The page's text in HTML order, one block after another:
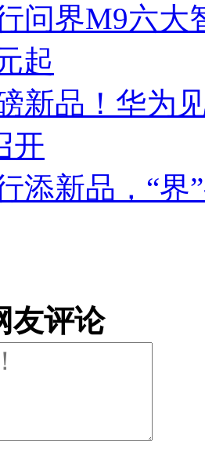
问界M9六大
起
新品！华为
开
添新品，“界
友评论